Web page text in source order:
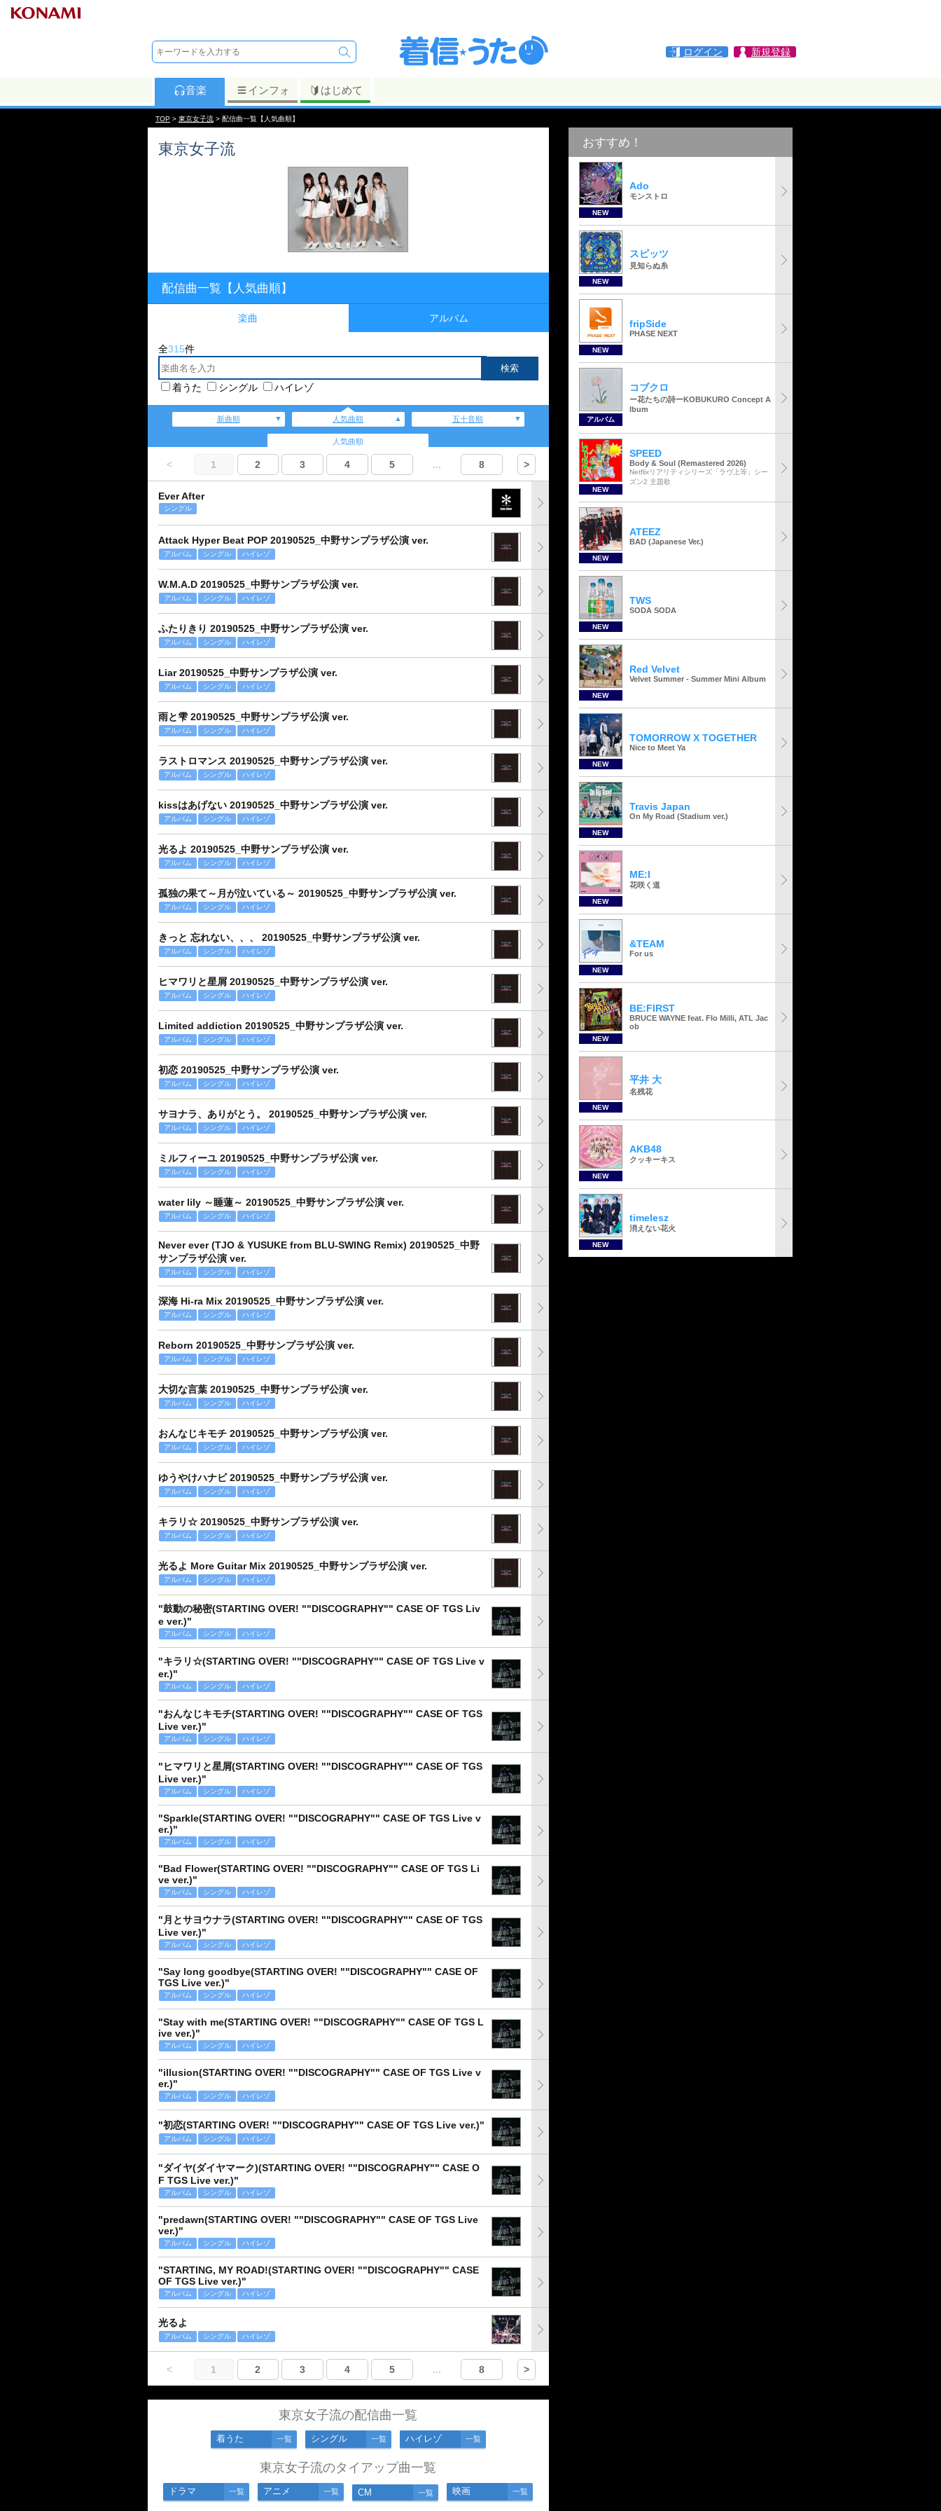
ログイン 新規登録
音楽 インフォ はじめて
TOP > 東京女子流 > 配信曲一覧【人気曲順】
東京女子流
配信曲一覧【人気曲順】
楽曲 アルバム
全315件
着うた シングル ハイレゾ
新曲順 人気曲順 五十音順
人気曲順
< 1 2 3 4 5 ... 8 >
Ever After
シングル
Attack Hyper Beat POP 20190525_中野サンプラザ公演 ver.
アルバム シングル ハイレゾ
W.M.A.D 20190525_中野サンプラザ公演 ver.
アルバム シングル ハイレゾ
ふたりきり 20190525_中野サンプラザ公演 ver.
アルバム シングル ハイレゾ
Liar 20190525_中野サンプラザ公演 ver.
アルバム シングル ハイレゾ
雨と雫 20190525_中野サンプラザ公演 ver.
アルバム シングル ハイレゾ
ラストロマンス 20190525_中野サンプラザ公演 ver.
アルバム シングル ハイレゾ
kissはあげない 20190525_中野サンプラザ公演 ver.
アルバム シングル ハイレゾ
光るよ 20190525_中野サンプラザ公演 ver.
アルバム シングル ハイレゾ
孤独の果て～月が泣いている～ 20190525_中野サンプラザ公演 ver.
アルバム シングル ハイレゾ
きっと 忘れない、、、 20190525_中野サンプラザ公演 ver.
アルバム シングル ハイレゾ
ヒマワリと星屑 20190525_中野サンプラザ公演 ver.
アルバム シングル ハイレゾ
Limited addiction 20190525_中野サンプラザ公演 ver.
アルバム シングル ハイレゾ
初恋 20190525_中野サンプラザ公演 ver.
アルバム シングル ハイレゾ
サヨナラ、ありがとう。 20190525_中野サンプラザ公演 ver.
アルバム シングル ハイレゾ
ミルフィーユ 20190525_中野サンプラザ公演 ver.
アルバム シングル ハイレゾ
water lily ～睡蓮～ 20190525_中野サンプラザ公演 ver.
アルバム シングル ハイレゾ
Never ever (TJO & YUSUKE from BLU-SWING Remix) 20190525_中野
サンプラザ公演 ver.
アルバム シングル ハイレゾ
深海 Hi-ra Mix 20190525_中野サンプラザ公演 ver.
アルバム シングル ハイレゾ
Reborn 20190525_中野サンプラザ公演 ver.
アルバム シングル ハイレゾ
大切な言葉 20190525_中野サンプラザ公演 ver.
アルバム シングル ハイレゾ
おんなじキモチ 20190525_中野サンプラザ公演 ver.
アルバム シングル ハイレゾ
ゆうやけハナビ 20190525_中野サンプラザ公演 ver.
アルバム シングル ハイレゾ
キラリ☆ 20190525_中野サンプラザ公演 ver.
アルバム シングル ハイレゾ
光るよ More Guitar Mix 20190525_中野サンプラザ公演 ver.
アルバム シングル ハイレゾ
"鼓動の秘密(STARTING OVER! ""DISCOGRAPHY"" CASE OF TGS Liv
e ver.)"
アルバム シングル ハイレゾ
"キラリ☆(STARTING OVER! ""DISCOGRAPHY"" CASE OF TGS Live v
er.)"
アルバム シングル ハイレゾ
"おんなじキモチ(STARTING OVER! ""DISCOGRAPHY"" CASE OF TGS
Live ver.)"
アルバム シングル ハイレゾ
"ヒマワリと星屑(STARTING OVER! ""DISCOGRAPHY"" CASE OF TGS
Live ver.)"
アルバム シングル ハイレゾ
"Sparkle(STARTING OVER! ""DISCOGRAPHY"" CASE OF TGS Live v
er.)"
アルバム シングル ハイレゾ
"Bad Flower(STARTING OVER! ""DISCOGRAPHY"" CASE OF TGS Li
ve ver.)"
アルバム シングル ハイレゾ
"月とサヨウナラ(STARTING OVER! ""DISCOGRAPHY"" CASE OF TGS
Live ver.)"
アルバム シングル ハイレゾ
"Say long goodbye(STARTING OVER! ""DISCOGRAPHY"" CASE OF
TGS Live ver.)"
アルバム シングル ハイレゾ
"Stay with me(STARTING OVER! ""DISCOGRAPHY"" CASE OF TGS L
ive ver.)"
アルバム シングル ハイレゾ
"illusion(STARTING OVER! ""DISCOGRAPHY"" CASE OF TGS Live v
er.)"
アルバム シングル ハイレゾ
"初恋(STARTING OVER! ""DISCOGRAPHY"" CASE OF TGS Live ver.)"
アルバム シングル ハイレゾ
"ダイヤ(ダイヤマーク)(STARTING OVER! ""DISCOGRAPHY"" CASE O
F TGS Live ver.)"
アルバム シングル ハイレゾ
"predawn(STARTING OVER! ""DISCOGRAPHY"" CASE OF TGS Live
ver.)"
アルバム シングル ハイレゾ
"STARTING, MY ROAD!(STARTING OVER! ""DISCOGRAPHY"" CASE
OF TGS Live ver.)"
アルバム シングル ハイレゾ
光るよ
アルバム シングル ハイレゾ
< 1 2 3 4 5 ... 8 >
東京女子流の配信曲一覧
着うた 一覧 シングル 一覧 ハイレゾ 一覧
東京女子流のタイアップ曲一覧
ドラマ 一覧 アニメ 一覧 CM 一覧 映画 一覧
おすすめ！
NEW
Ado
モンストロ
NEW
スピッツ
見知らぬ糸
NEW
fripSide
PHASE NEXT
アルバム
コブクロ
ー花たちの詩ーKOBUKURO Concept A
lbum
NEW
SPEED
Body & Soul (Remastered 2026)
Netflixリアリティシリーズ「ラヴ上等」シー
ズン2 主題歌
NEW
ATEEZ
BAD (Japanese Ver.)
NEW
TWS
SODA SODA
NEW
Red Velvet
Velvet Summer - Summer Mini Album
NEW
TOMORROW X TOGETHER
Nice to Meet Ya
NEW
Travis Japan
On My Road (Stadium ver.)
NEW
ME:I
花咲く道
NEW
&TEAM
For us
NEW
BE:FIRST
BRUCE WAYNE feat. Flo Milli, ATL Jac
ob
NEW
平井 大
名残花
NEW
AKB48
クッキーキス
NEW
timelesz
消えない花火